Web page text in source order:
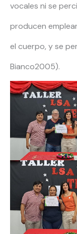
vocales ni se
producen
el cuerpo, y se
Bianco2005).